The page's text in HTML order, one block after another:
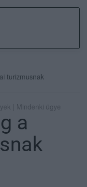
turizmusnak
| Mindenki ügye
a